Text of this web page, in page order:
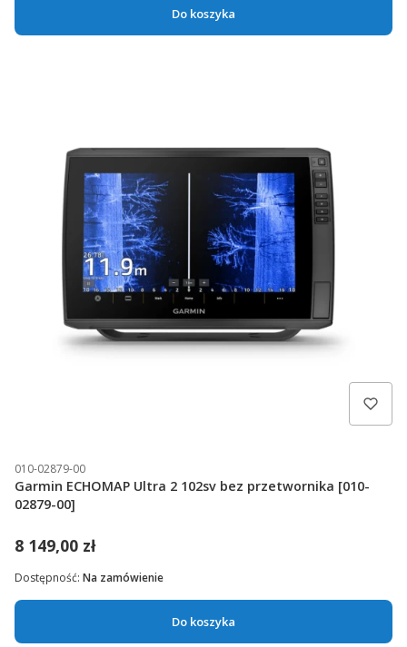
Do koszyka
010-02879-00
Garmin ECHOMAP Ultra 2 102sv bez przetwornika [010-
02879-00]
8 149,00 zł
Do koszyka
Dostępność: Na zamówienie